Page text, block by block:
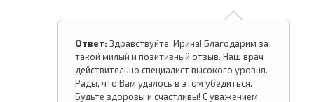
Ответ: Здравствуйте, Ирина! Благодарим за
такой милый и позитивный отзыв. Наш врач
действительно специалист высокого уровня.
Рады, что Вам удалось в этом убедиться.
Будьте здоровы и счастливы! С уважением,